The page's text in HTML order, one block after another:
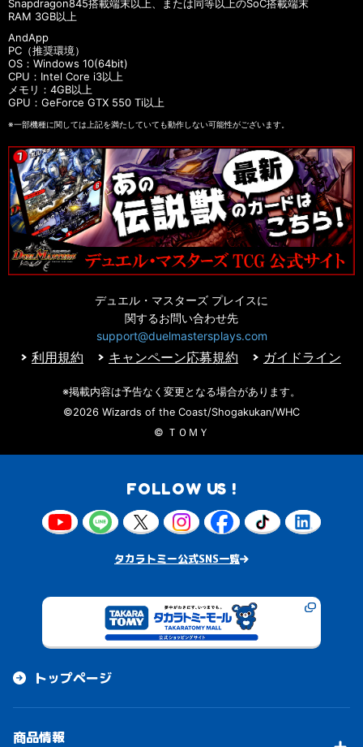
Snapdragon845搭載端末以上、または同等以上のSoC搭載端末
RAM 3GB以上
AndApp
PC（推奨環境）
OS：Windows 10(64bit)
CPU：Intel Core i3以上
メモリ：4GB以上
GPU：GeForce GTX 550 Ti以上
※一部機種に関しては上記を満たしていても動作しない可能性がございます。
デュエル・マスターズ プレイスに
関するお問い合わせ先
support@duelmastersplays.com
利用規約 キャンペーン応募規約 ガイドライン
※掲載内容は予告なく変更となる場合があります。
©2026 Wizards of the Coast/Shogakukan/WHC
© ＴＯＭＹ
FOLLOW US !
タカラトミー公式SNS一覧
トップページ
商品情報